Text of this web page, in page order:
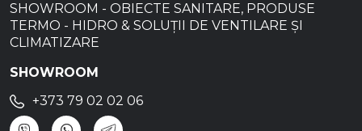
SHOWROOM - OBIECTE SANITARE, PRODUSE
TERMO - HIDRO & SOLUȚII DE VENTILARE ȘI
CLIMATIZARE
SHOWROOM
+373 79 02 02 06